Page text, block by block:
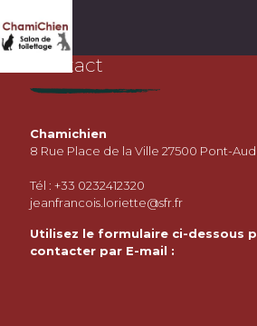
Contact
Chamichien
8 Rue Place de la Ville 27500 Pont-
Tél : +33 0232412320
jeanfrancois.loriette@sfr.fr
Utilisez le formulaire ci-dessous
contacter par E-mail :